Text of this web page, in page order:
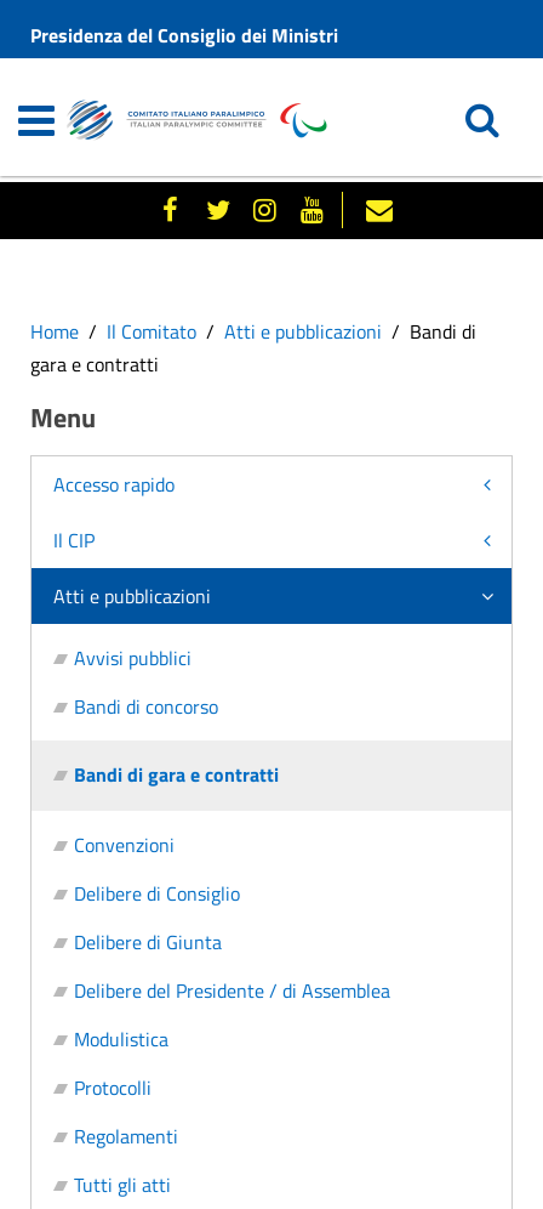
Presidenza del Consiglio dei Ministri
Home Il Comitato Atti e pubblicazioni
Bandi di
gara e contratti
Menu
Accesso rapido
Il CIP
Atti e pubblicazioni
Avvisi pubblici
Bandi di concorso
Bandi di gara e contratti
Convenzioni
Delibere di Consiglio
Delibere di Giunta
Delibere del Presidente / di Assemblea
Modulistica
Protocolli
Regolamenti
Tutti gli atti